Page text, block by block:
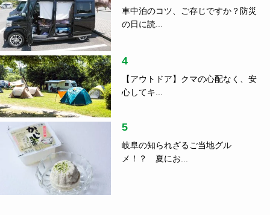
車中泊のコツ、ご存じですか？防災
の日に読...
4
【アウトドア】クマの心配なく、安
心してキ...
5
岐阜の知られざるご当地グル
メ！？ 夏にお...